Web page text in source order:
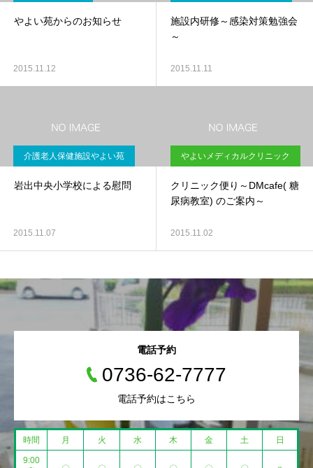
やよい苑からのお知らせ
2015.11.12
施設内研修～感染対策勉強会
～
2015.11.11
介護老人保健施設やよい苑
岩出中央小学校による慰問
2015.11.07
やよいメディカルクリニック
クリニック便り～DMcafe( 糖
尿病教室) のご案内～
2015.11.02
電話予約
0736-62-7777
電話予約はこちら
時間 月 火 水 木 金 土 日
9:00